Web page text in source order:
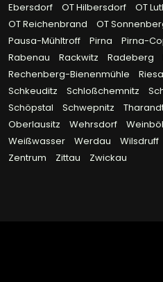
Ebersdorf
OT Hilbersdorf OT
OT Reichenbrand
OT
Pausa-Mühltroff
Pirna Pirna-
Rabenau
Rackwitz Radeberg
Rechenberg-Bienenmühle
Riesa
Schkeuditz
Schloßchemnitz
Schöpstal
Schwepnitz
Oberlausitz
Wehrsdorf
Weißwasser
Werdau Wilsdruff
Zentrum
Zittau Zwickau